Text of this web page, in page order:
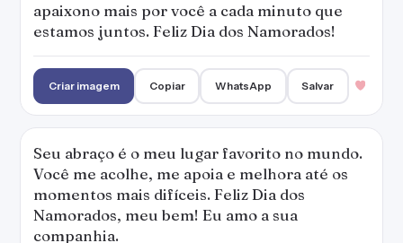
apaixono mais por você a cada minuto que
estamos juntos. Feliz Dia dos Namorados!
Criar imagem Copiar WhatsApp Salvar
Seu abraço é o meu lugar favorito no mundo.
Você me acolhe, me apoia e melhora até os
momentos mais difíceis. Feliz Dia dos
Namorados, meu bem! Eu amo a sua
companhia.